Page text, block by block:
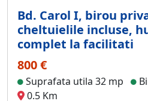
Bd. Carol I, birou
cheltuielile incluse,
complet la facilitati
800 €
Suprafata utila 32 mp
0.5 Km